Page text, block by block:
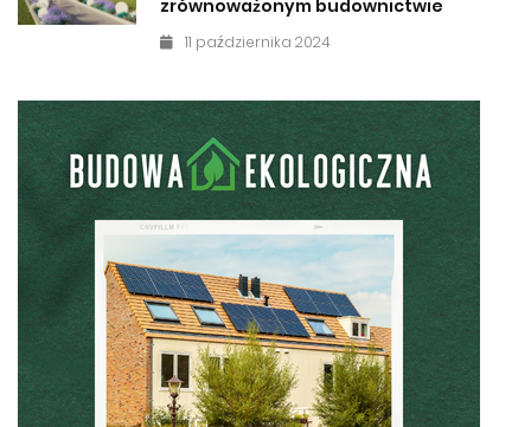
zrównoważonym budownictwie
11 października 2024